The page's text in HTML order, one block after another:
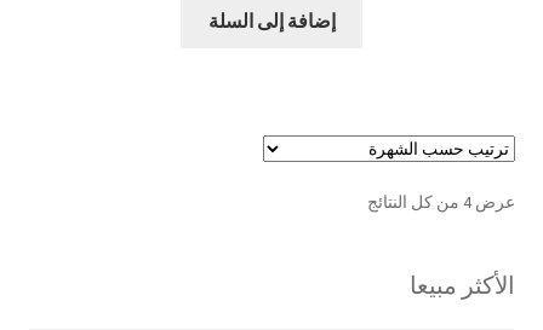
إضافة إلى السلة
عرض ⁦4⁩ من كل النتائج
تم
الأكثر مبيعا